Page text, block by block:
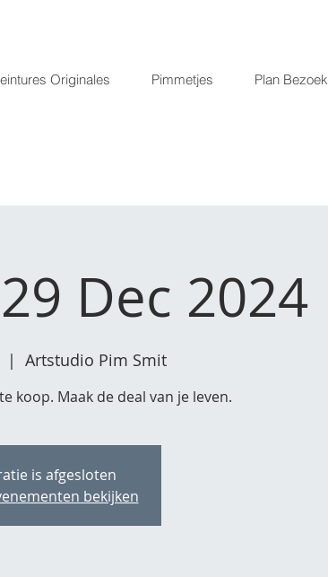
Originales Pimmetjes Plan Bezoek
Dec 2024
|
Artstudio Pim Smit
koop. Maak de deal van je leven.
is afgesloten
bekijken